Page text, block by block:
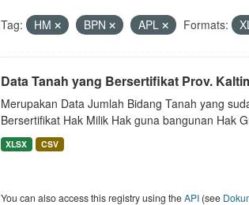
Tag: HM BPN APL Formats:
Data Tanah yang Bersertifikat Prov.
Merupakan Data Jumlah Bidang Tanah yang
Bersertifikat Hak Milik Hak guna bangunan Hak
XLSX CSV
You can also access this registry using theAPI(see